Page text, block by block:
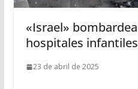
«Israel»
hospitales
23 de abril de 2025